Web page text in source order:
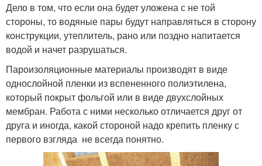
Дело в том, что если она будет уложена с не той
стороны, то водяные пары будут направляться в сторону
конструкции, утеплитель, рано или поздно напитается
водой и начет разрушаться.
Пароизоляционные материалы производят в виде
однослойной пленки из вспененного полиэтилена,
который покрыт фольгой или в виде двухслойных
мембран. Работа с ними несколько отличается друг от
друга и иногда, какой стороной надо крепить пленку с
первого взгляда не всегда понятно.